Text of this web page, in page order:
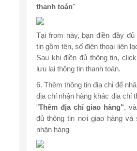
thanh toán"
Tại from này, bạn điền đầy
tin gồm tên, số điện thoại liên
Sau khi điền đủ thông tin,
lưu lại thông tin thanh toán.
6. Thêm thông tin địa chỉ để
địa chỉ nhận hàng khác địa chỉ
"Thêm địa chỉ giao hàng",
đủ thông tin nơi giao hàng và
nhận hàng